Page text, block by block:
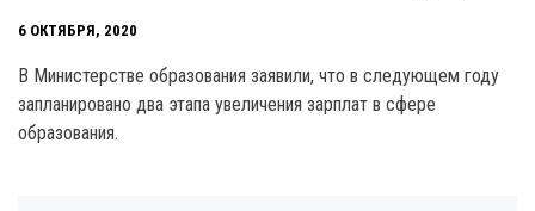
6 ОКТЯБРЯ, 2020
В Министерстве образования заявили, что в следующем году
запланировано два этапа увеличения зарплат в сфере
образования.